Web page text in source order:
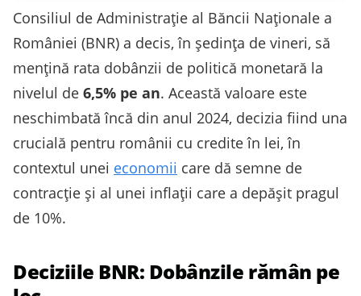
Consiliul de Administrație al Băncii Naționale a
României (BNR) a decis, în ședința de vineri, să
mențină rata dobânzii de politică monetară la
nivelul de 6,5% pe an. Această valoare este
neschimbată încă din anul 2024, decizia fiind una
crucială pentru românii cu credite în lei, în
contextul unei economii care dă semne de
contracție și al unei inflații care a depășit pragul
de 10%.
Deciziile BNR: Dobânzile rămân pe